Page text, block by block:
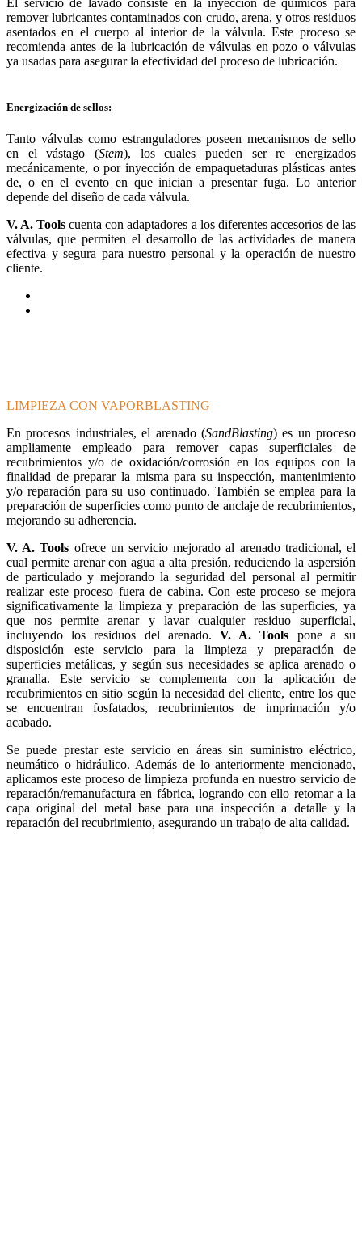
El servicio de lavado consiste en la inyección de químicos para
remover lubricantes contaminados con crudo, arena, y otros residuos
asentados en el cuerpo al interior de la válvula. Este proceso se
recomienda antes de la lubricación de válvulas en pozo o válvulas
ya usadas para asegurar la efectividad del proceso de lubricación.
Energización de sellos:
Tanto válvulas como estranguladores poseen mecanismos de sello
en el vástago (Stem), los cuales pueden ser re energizados
mecánicamente, o por inyección de empaquetaduras plásticas antes
de, o en el evento en que inician a presentar fuga. Lo anterior
depende del diseño de cada válvula.
V. A. Tools cuenta con adaptadores a los diferentes accesorios de las
válvulas, que permiten el desarrollo de las actividades de manera
efectiva y segura para nuestro personal y la operación de nuestro
cliente.
LIMPIEZA CON VAPORBLASTING
En procesos industriales, el arenado (SandBlasting) es un proceso
ampliamente empleado para remover capas superficiales de
recubrimientos y/o de oxidación/corrosión en los equipos con la
finalidad de preparar la misma para su inspección, mantenimiento
y/o reparación para su uso continuado. También se emplea para la
preparación de superficies como punto de anclaje de recubrimientos,
mejorando su adherencia.
V. A. Tools ofrece un servicio mejorado al arenado tradicional, el
cual permite arenar con agua a alta presión, reduciendo la aspersión
de particulado y mejorando la seguridad del personal al permitir
realizar este proceso fuera de cabina. Con este proceso se mejora
significativamente la limpieza y preparación de las superficies, ya
que nos permite arenar y lavar cualquier residuo superficial,
incluyendo los residuos del arenado. V. A. Tools pone a su
disposición este servicio para la limpieza y preparación de
superficies metálicas, y según sus necesidades se aplica arenado o
granalla. Este servicio se complementa con la aplicación de
recubrimientos en sitio según la necesidad del cliente, entre los que
se encuentran fosfatados, recubrimientos de imprimación y/o
acabado.
Se puede prestar este servicio en áreas sin suministro eléctrico,
neumático o hidráulico. Además de lo anteriormente mencionado,
aplicamos este proceso de limpieza profunda en nuestro servicio de
reparación/remanufactura en fábrica, logrando con ello retomar a la
capa original del metal base para una inspección a detalle y la
reparación del recubrimiento, asegurando un trabajo de alta calidad.